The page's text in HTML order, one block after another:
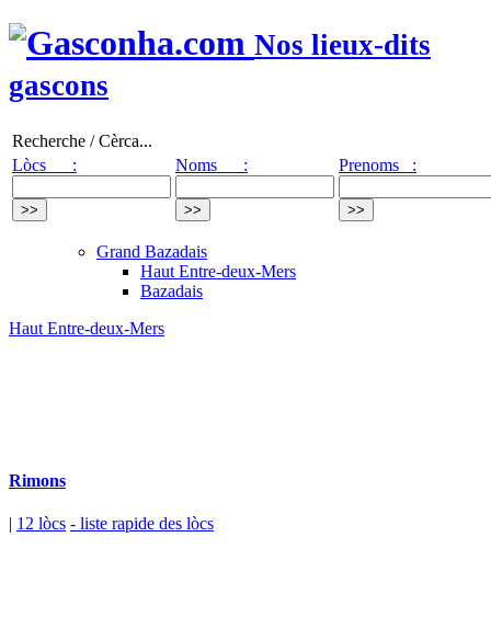
Nos lieux-dits
gascons
Recherche / Cèrca...
Lòcs :
Noms : Prenoms :
Grand Bazadais
Haut Entre-deux-Mers
Bazadais
Haut Entre-deux-Mers
Rimons
| 12 lòcs - liste rapide des lòcs